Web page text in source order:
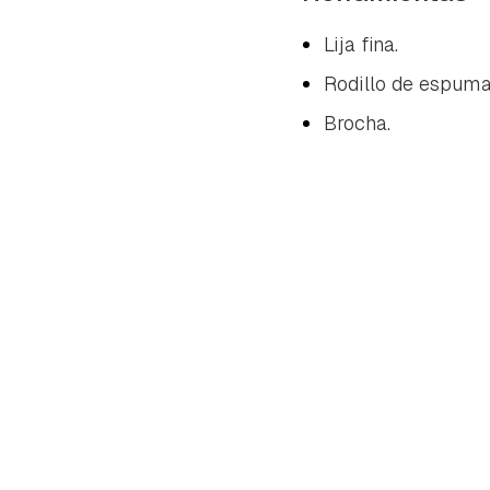
Lija fina.
Rodillo de
Brocha.